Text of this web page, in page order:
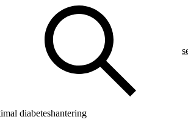
diabeteshantering